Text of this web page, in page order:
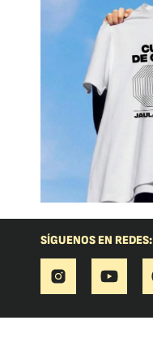
SÍGUENOS EN REDES: